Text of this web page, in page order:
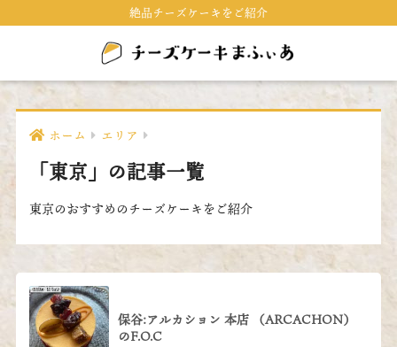
絶品チーズケーキをご紹介
ホーム エリア
「東京」の記事一覧
東京のおすすめのチーズケーキをご紹介
保谷:アルカション 本店 （ARCACHON）
のF.O.C